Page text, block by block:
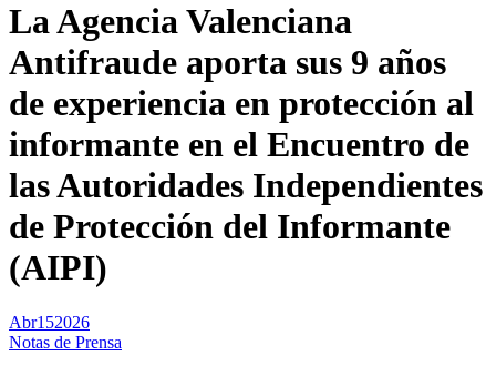
La Agencia Valenciana
Antifraude aporta sus 9 años
de experiencia en protección al
informante en el Encuentro de
las Autoridades Independientes
de Protección del Informante
(AIPI)
Abr152026
Notas de Prensa